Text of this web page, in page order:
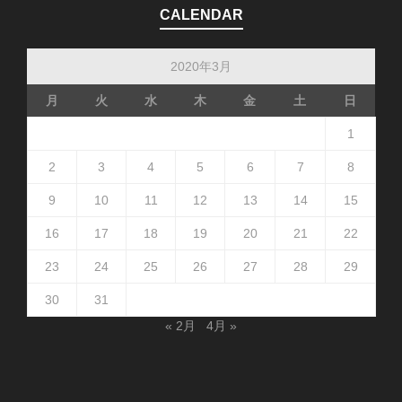
CALENDAR
2020年3月
月 火 水 木 金 土 日
1
2 3 4 5 6 7 8
9 10 11 12 13 14 15
16 17 18 19 20 21 22
23 24 25 26 27 28 29
30
31
« 2月
4月 »